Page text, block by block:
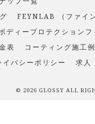
FEYNLAB （ファイ
ディープロテクションフ
表 コーティング施工例
イバシーポリシー 求人
© 2026 GLOSSY ALL